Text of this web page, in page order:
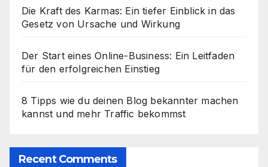
Die Kraft des Karmas: Ein tiefer Einblick in das
Gesetz von Ursache und Wirkung
Der Start eines Online-Business: Ein Leitfaden
für den erfolgreichen Einstieg
8 Tipps wie du deinen Blog bekannter machen
kannst und mehr Traffic bekommst
Recent Comments